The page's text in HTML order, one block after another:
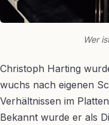
Wer
Christoph Harting
wuchs nach eigenen
Verhältnissen im
Bekannt wurde er als